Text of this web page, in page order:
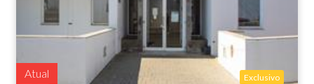
Atual Exclusivo